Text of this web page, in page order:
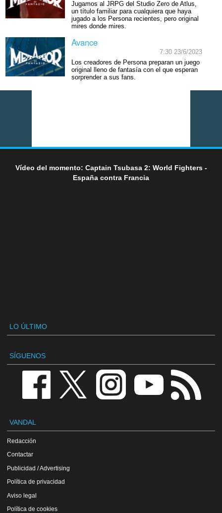
Jugamos al JRPG del Studio Zero de Atlus,
un título familiar para cualquiera que haya
jugado a los Persona recientes, pero original
mires donde mires.
Avance
7:30 23/6/2023
Los creadores de Persona preparan un juego
original lleno de fantasía con el que esperan
sorprender a sus fans.
Vídeo del momento: Captain Tsubasa 2: World Fighters -
España contra Francia
LO ÚLTIMO
SÍGUENOS
VANDAL
Redacción
Contactar
Publicidad / Advertising
Política de privacidad
Aviso legal
Política de cookies